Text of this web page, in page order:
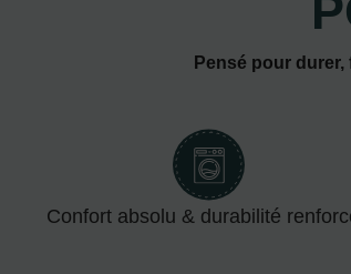
Pensé pour
Confort absolu & durabilité